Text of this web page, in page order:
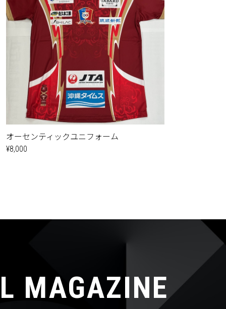
オーセンティックユニフォーム
¥8,000
MAGAZINE